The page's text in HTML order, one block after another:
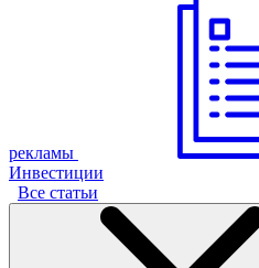
рекламы
Инвестиции
Все статьи